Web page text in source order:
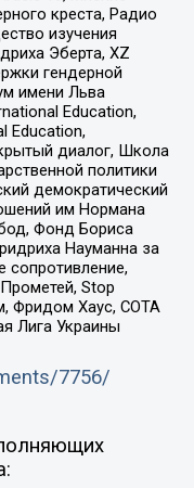
креста, Радио
изучения
Эберта, XZ
гендерной
имени Льва
Education,
Education,
диалог, Школа
политики
демократический
им Нормана
Фонд Бориса
Науманна за
сопротивление,
Stop
Фридом Хаус, СОТА
Лига Украины
7756/